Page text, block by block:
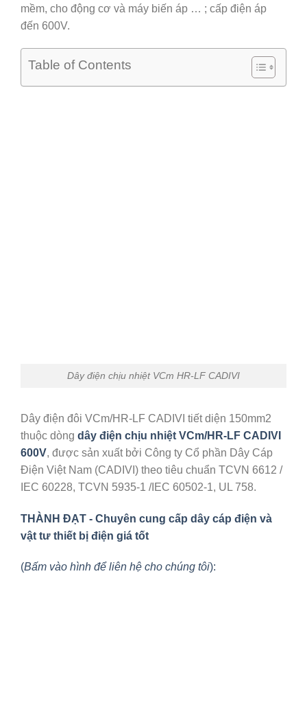
mềm, cho động cơ và máy biến áp … ; cấp điện áp
đến 600V.
Table of Contents
Dây điện chịu nhiệt VCm HR-LF CADIVI
Dây điện đôi VCm/HR-LF CADIVI tiết diện 150mm2
thuộc dòng dây điện chịu nhiệt VCm/HR-LF CADIVI
600V, được sản xuất bởi Công ty Cổ phần Dây Cáp
Điện Việt Nam (CADIVI) theo tiêu chuẩn TCVN 6612 /
IEC 60228, TCVN 5935-1 /IEC 60502-1, UL 758.
THÀNH ĐẠT - Chuyên cung cấp dây cáp điện và
vật tư thiết bị điện giá tốt
(Bấm vào hình để liên hệ cho chúng tôi):